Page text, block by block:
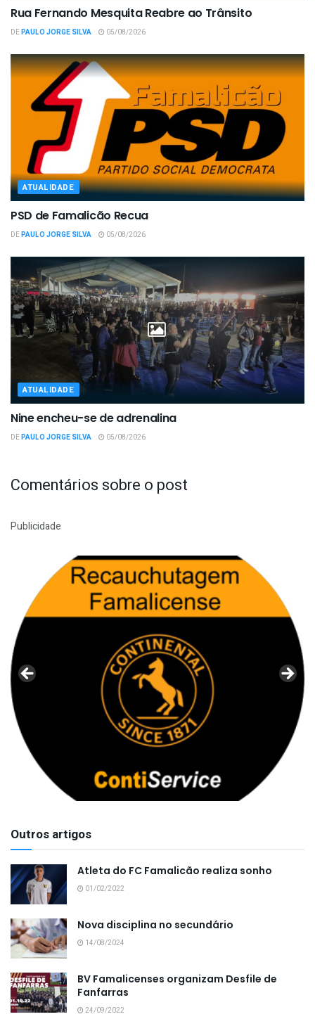
Rua Fernando Mesquita Reabre ao Trânsito
DEPAULO JORGE SILVA 05/08/2026
ATUALIDADE
PSD de Famalicão Recua
DEPAULO JORGE SILVA 05/08/2026
ATUALIDADE
Nine encheu-se de adrenalina
DEPAULO JORGE SILVA 05/08/2026
Comentários sobre o post
Publicidade
Outros artigos
Atleta do FC Famalicão realiza sonho
01/02/2022
Nova disciplina no secundário
14/08/2024
BV Famalicenses organizam Desfile de
Fanfarras
24/09/2022